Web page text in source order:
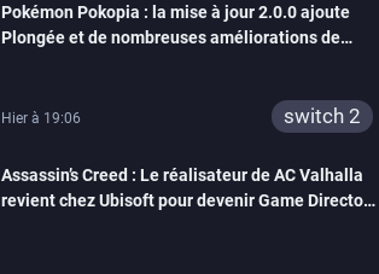
Pokémon Pokopia : la mise à jour 2.0.0 ajoute
Plongée et de nombreuses améliorations de
Hier à 19:06 switch 2
Assassin’s Creed : Le réalisateur de AC Valhalla
revient chez Ubisoft pour devenir Game Director